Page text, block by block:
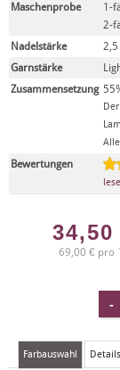
Maschenprobe
1-
2-
Nadelstärke
2,5
Garnstärke
Zusammensetzung
Bewertungen
34,50
69,00 € pro
Farbauswahl Details